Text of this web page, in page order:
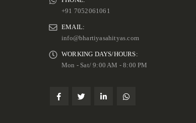
+91 7052061061
EMAIL:
info@bhartiyasahityas.com
WORKING DAYS/HOURS:
Mon - Sat/ 9:00 AM - 8:00 PM